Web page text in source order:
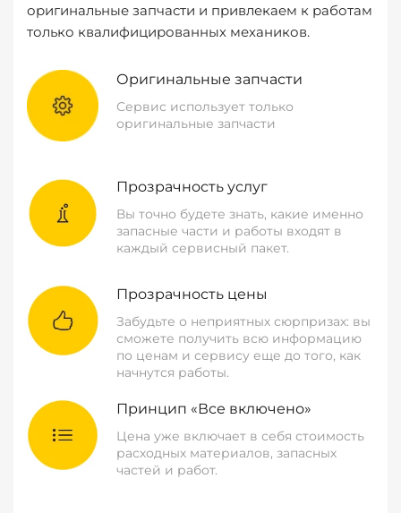
оригинальные запчасти и привлекаем к работам
только квалифицированных механиков.
Оригинальные запчасти
Сервис использует только
оригинальные запчасти
Прозрачность услуг
Вы точно будете знать, какие именно
запасные части и работы входят в
каждый сервисный пакет.
Прозрачность цены
Забудьте о неприятных сюрпризах: вы
сможете получить всю информацию
по ценам и сервису еще до того, как
начнутся работы.
Принцип «Все включено»
Цена уже включает в себя стоимость
расходных материалов, запасных
частей и работ.